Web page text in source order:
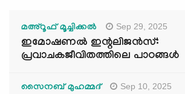
മഅ്റൂഫ് മൂച്ചിക്കല്‍ Sep 29, 2025
ഇമോഷണൽ ഇന്റലിജൻസ്:
പ്രവാചകജീവിതത്തിലെ പാഠങ്ങൾ
സൈനബ് മുഹമ്മദ് Sep 10, 2025